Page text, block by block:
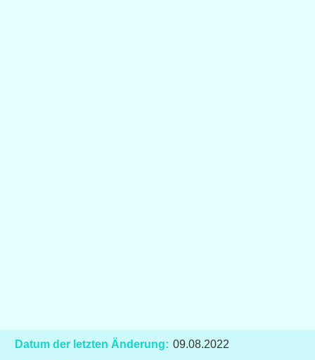
Datum der letzten Änderung: 09.08.2022